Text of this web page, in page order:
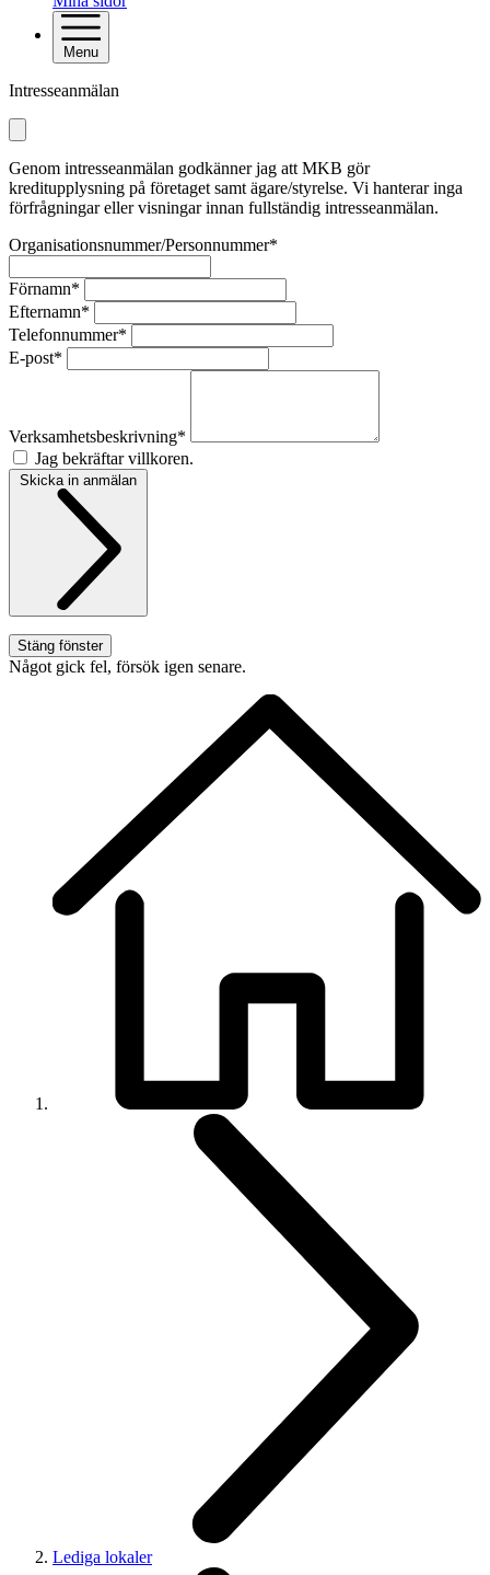
Menu
Intresseanmälan
Genom intresseanmälan godkänner jag att MKB gör
kreditupplysning på företaget samt ägare/styrelse. Vi hanterar inga
förfrågningar eller visningar innan fullständig intresseanmälan.
Organisationsnummer/Personnummer*
Förnamn*
Efternamn*
Telefonnummer*
E-post*
Verksamhetsbeskrivning*
Jag bekräftar villkoren.
Skicka in anmälan
Stäng fönster
Något gick fel, försök igen senare.
Lediga lokaler